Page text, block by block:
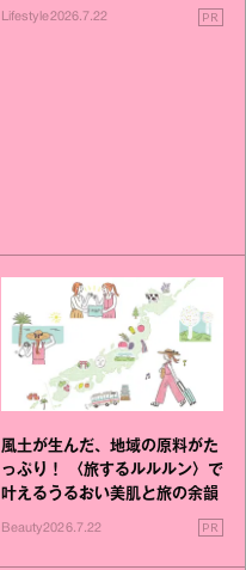
Lifestyle2026.7.22 PR
風土が生んだ、地域の原料がた
っぷり！ 〈旅するルルルン〉で
叶えるうるおい美肌と旅の余韻
Beauty2026.7.22 PR